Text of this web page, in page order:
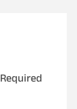
Required